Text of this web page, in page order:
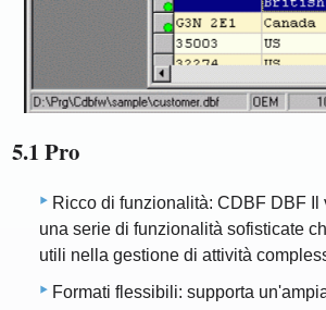
5.1 Pro
Ricco di funzionalità: CDBF DBF Il
una serie di funzionalità sofisticate
utili nella gestione di attività
Formati flessibili: supporta